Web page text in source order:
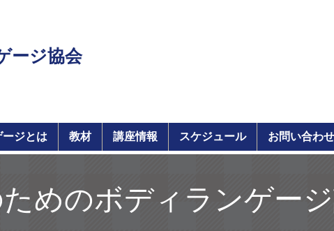
ージ協会
ジとは 教材 講座情報 スケジュール お問い合わせ
めのボディランゲー